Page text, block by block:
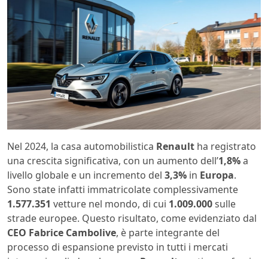
Nel 2024, la casa automobilistica Renault ha registrato
una crescita significativa, con un aumento dell’1,8%a
livello globale e un incremento del 3,3% in Europa.
Sono state infatti immatricolate complessivamente
1.577.351 vetture nel mondo, di cui 1.009.000sulle
strade europee. Questo risultato, come evidenziato dal
CEO Fabrice Cambolive, è parte integrante del
processo di espansione previsto in tutti i mercati